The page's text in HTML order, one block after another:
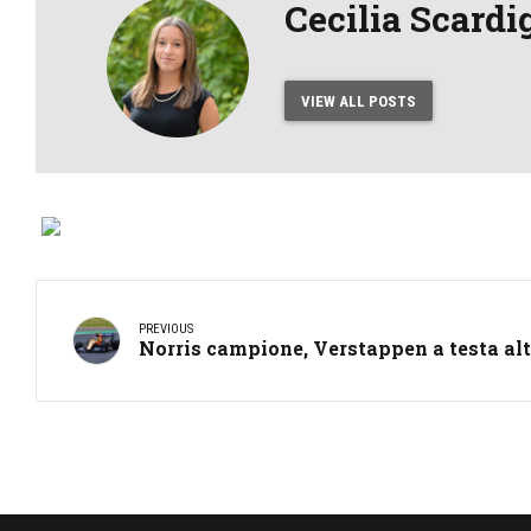
Cecilia
VIEW ALL POSTS
PREVIOUS
Norris campione, Verstappen a testa